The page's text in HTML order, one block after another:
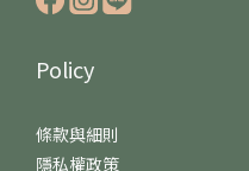
Policy
條款與細則
隱私權政策